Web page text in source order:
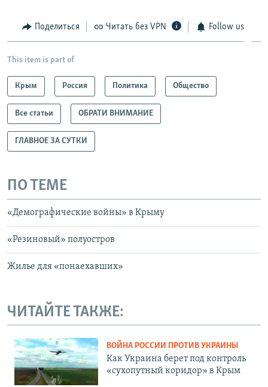
Поделиться Читать без VPN Follow us
This item is part of
Крым Россия Политика Общество
Все статьи ОБРАТИ ВНИМАНИЕ
ГЛАВНОЕ ЗА СУТКИ
ПО ТЕМЕ
«Демографические войны» в Крыму
«Резиновый» полуостров
Жилье для «понаехавших»
ЧИТАЙТЕ ТАКЖЕ:
ВОЙНА РОССИИ ПРОТИВ УКРАИНЫ
Как Украина берет под контроль
«сухопутный коридор» в Крым